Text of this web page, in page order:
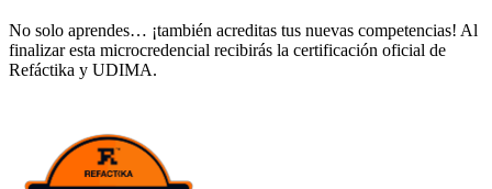
No solo aprendes… ¡también acreditas tus nuevas competencias! Al
finalizar esta microcredencial recibirás la certificación oficial de
Refáctika y UDIMA.